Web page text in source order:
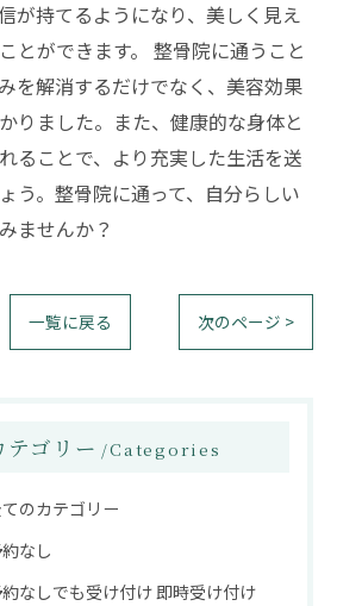
が持てるようになり、美しく見え
とができます。 整骨院に通うこと
を解消するだけでなく、美容効果
りました。また、健康的な身体と
ることで、より充実した生活を送
う。整骨院に通って、自分らしい
ませんか？
一覧に戻る 次のページ >
テゴリー Categories
のカテゴリー
なし
なしでも受け付け 即時受け付け